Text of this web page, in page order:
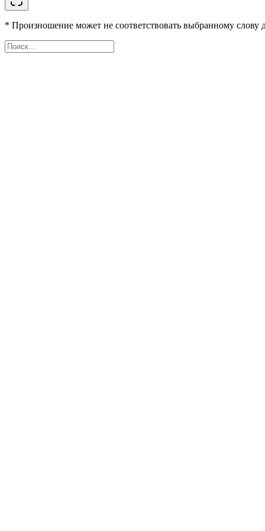
* Произношение может не соответствовать выбранному слову